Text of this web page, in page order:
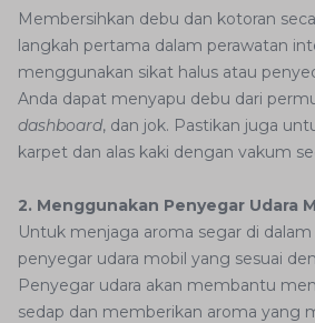
Membersihkan debu dan kotoran
langkah pertama dalam perawatan
menggunakan sikat halus atau
Anda dapat menyapu debu dari
dashboard, dan jok. Pastikan juga
karpet dan alas kaki dengan vakum
2. Menggunakan Penyegar Udara
Untuk menjaga aroma segar di
penyegar udara mobil yang sesuai
Penyegar udara akan membantu
sedap dan memberikan aroma yang